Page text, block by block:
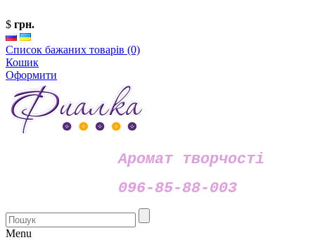
$ грн.
Список бажаних товарів (0)
Кошик
Оформити
Аромат творчості
096-85-88-003
Menu